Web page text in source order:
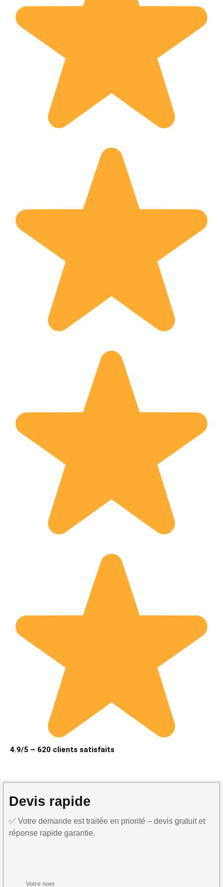
4.9/5 – 620 clients satisfaits
Devis rapide
✅ Votre demande est traitée en priorité – devis gratuit et
réponse rapide garantie.
Votre nom